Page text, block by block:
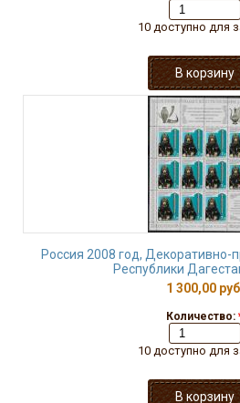
10 доступно для
Россия 2008 год, Декоративно-
Республики
1 300,00
Количество:
10 доступно для